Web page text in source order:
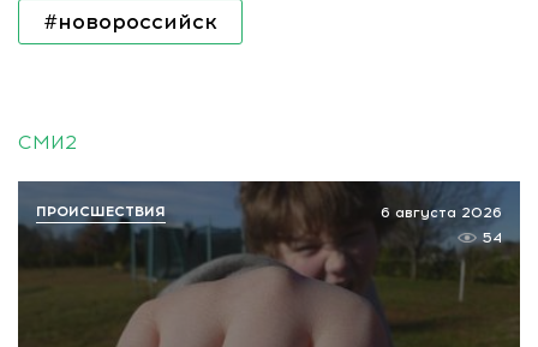
#новороссийск
СМИ2
6 августа 2026
54
ПРОИСШЕСТВИЯ